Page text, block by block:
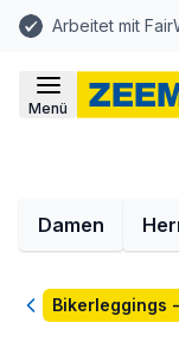
Arbeitet mit
Menü
Damen
ZurückBikerleggings